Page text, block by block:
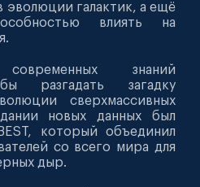
эволюции галактик, а ещё
влиять на
знаний
разгадать загадку
сверхмассивных
новых данных был
который объединил
со всего мира для
дыр.